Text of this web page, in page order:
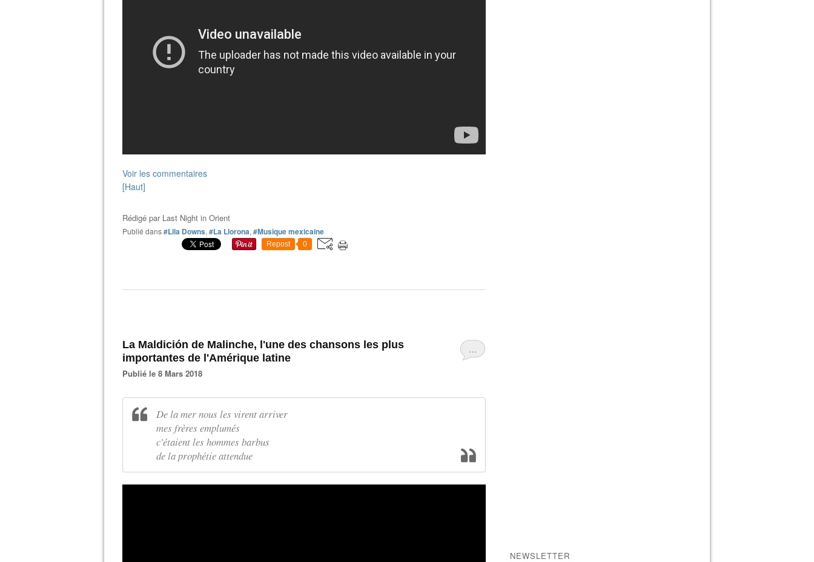
Voir les commentaires
[Haut]
Rédigé par Last Night in Orient
Publié dans#Lila Downs, #La Llorona, #Musique mexicaine
Repost 0
…
La Maldición de Malinche, l'une des chansons les plus
importantes de l'Amérique latine
Publié le 8 Mars 2018
De la mer nous les virent arriver
mes frères emplumés
c'étaient les hommes barbus
de la prophétie attendue
NEWSLETTER